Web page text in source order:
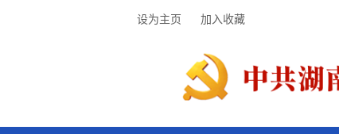
设为主页 加入收藏